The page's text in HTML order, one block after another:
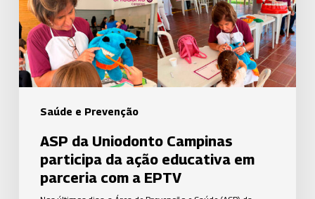
Saúde e Prevenção
da
ação
educativa
em
parceria
com
EPTVASP da Uniodonto Campinas
participa da ação educativa em
parceria com a EPTV